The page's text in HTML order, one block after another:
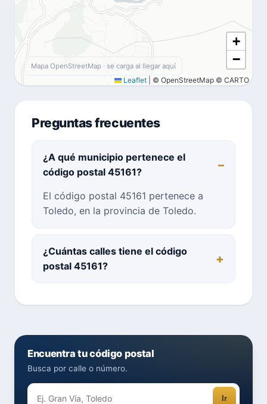
+
−
Leaflet © OpenStreetMap © CARTO
Mapa OpenStreetMap · se carga al llegar aquí
Preguntas frecuentes
¿A qué municipio pertenece el
código postal 45161?
El código postal 45161 pertenece a
Toledo, en la provincia de Toledo.
¿Cuántas calles tiene el código
postal 45161?
Encuentra tu código postal
Busca por calle o número.
Ir